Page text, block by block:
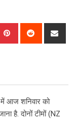
Pinterest Reddit
आज शनिवार को
है. दोनों टीमों (NZ